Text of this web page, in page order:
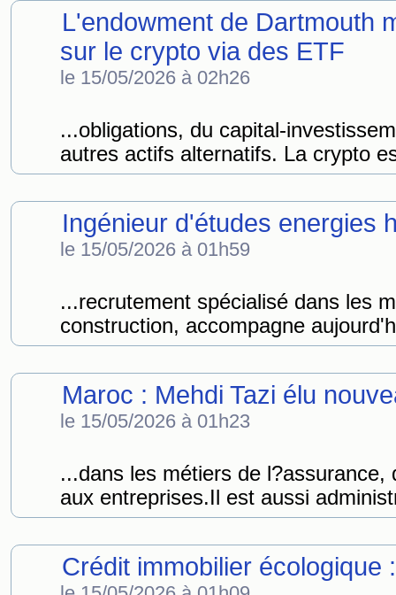
L'endowment de Dartmouth
sur le crypto via des ETF
le 15/05/2026 à 02h26
...obligations, du capital-
autres actifs alternatifs. La crypto
Ingénieur d'études energies
le 15/05/2026 à 01h59
...recrutement spécialisé dans les
construction, accompagne
Maroc : Mehdi Tazi élu
le 15/05/2026 à 01h23
...dans les métiers de l?assurance,
aux entreprises.Il est aussi
Crédit immobilier écologique